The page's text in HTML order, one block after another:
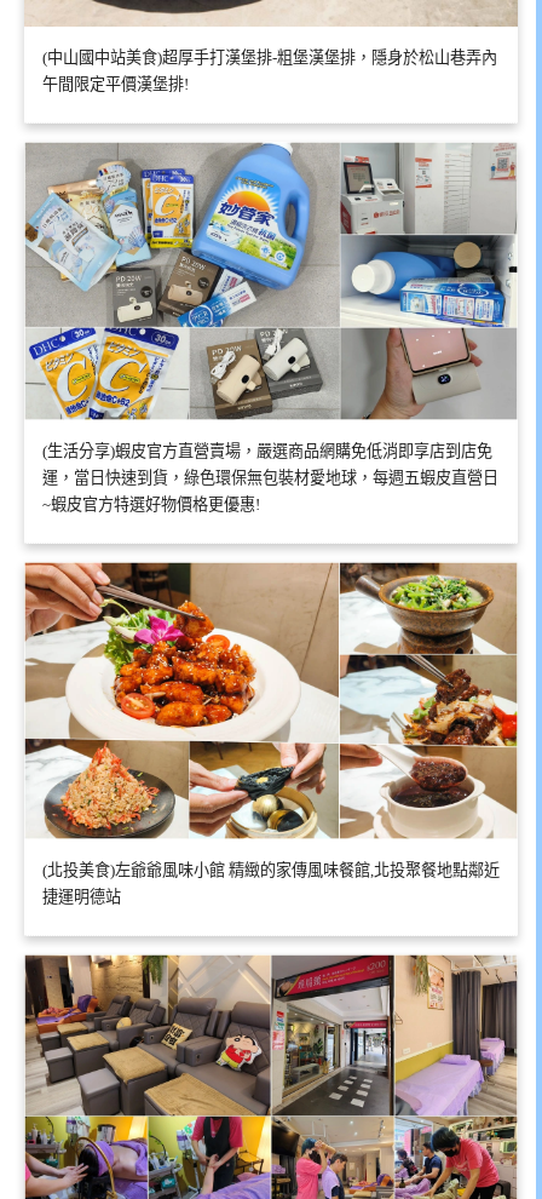
(中山國中站美食)超厚手打漢堡排-粗堡漢堡排，隱身於松山巷弄內
午間限定平價漢堡排!
(生活分享)蝦皮官方直營賣場，嚴選商品網購免低消即享店到店免
運，當日快速到貨，綠色環保無包裝材愛地球，每週五蝦皮直營日
~蝦皮官方特選好物價格更優惠!
(北投美食)左爺爺風味小館 精緻的家傳風味餐館,北投聚餐地點鄰近
捷運明德站